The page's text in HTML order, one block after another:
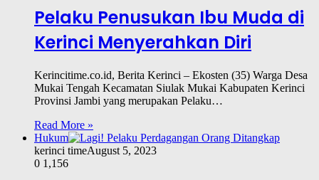
Pelaku Penusukan Ibu Muda di
Kerinci Menyerahkan Diri
Kerincitime.co.id, Berita Kerinci – Ekosten (35) Warga Desa
Mukai Tengah Kecamatan Siulak Mukai Kabupaten Kerinci
Provinsi Jambi yang merupakan Pelaku…
Read More »
Hukum
kerinci timeAugust 5, 2023
0 1,156